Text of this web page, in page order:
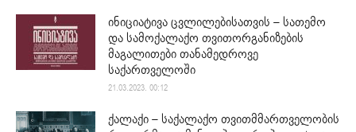
ინიციატივა ცვლილებისათვის – სათემო
და სამოქალაქო თვითორგანიზების
მაგალითები თანამედროვე
საქართველოში
21.03.2023. 00:12
ქალაქი – საქალაქო თვითმმართველობის